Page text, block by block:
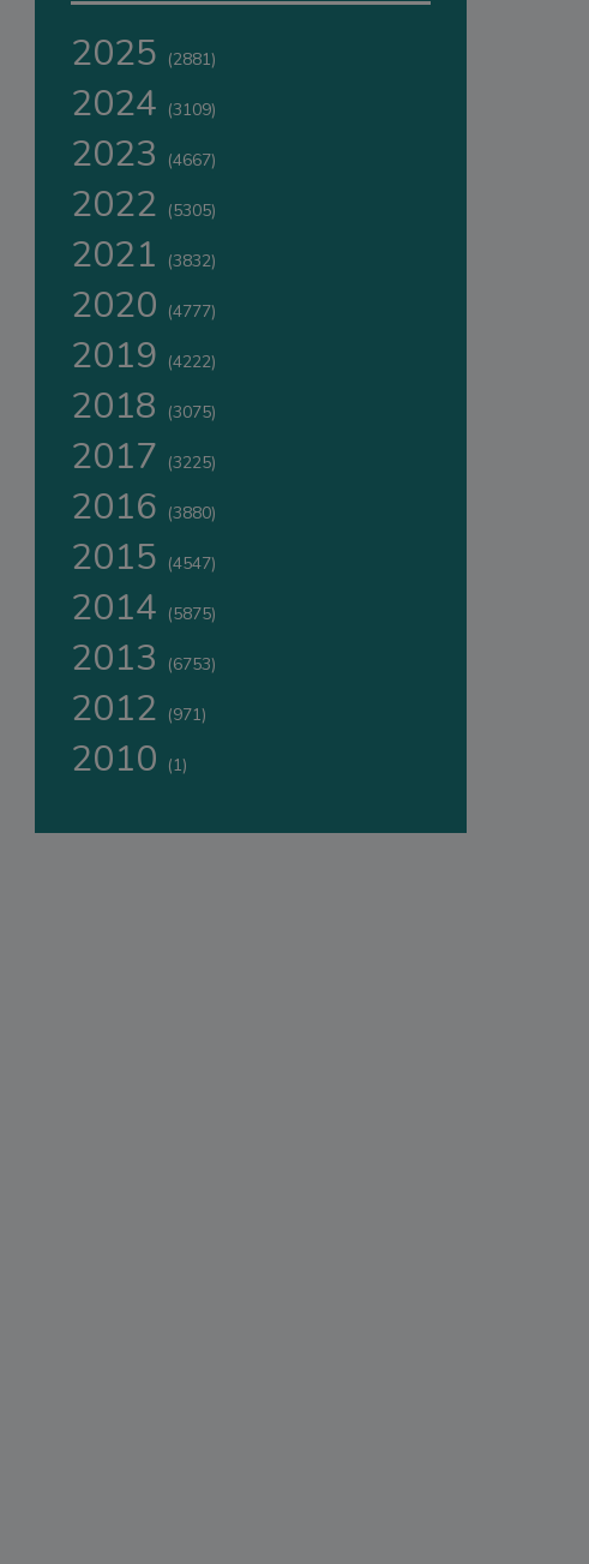
2025 (2881)
2024 (3109)
2023 (4667)
2022 (5305)
2021 (3832)
2020 (4777)
2019 (4222)
2018 (3075)
2017 (3225)
2016 (3880)
2015 (4547)
2014 (5875)
2013 (6753)
2012 (971)
2010 (1)